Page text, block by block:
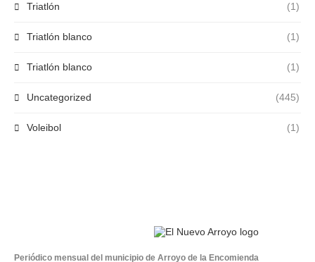
Triatlón (1)
Triatlón blanco (1)
Triatlón blanco (1)
Uncategorized (445)
Voleibol (1)
Periódico mensual del municipio de Arroyo de la Encomienda